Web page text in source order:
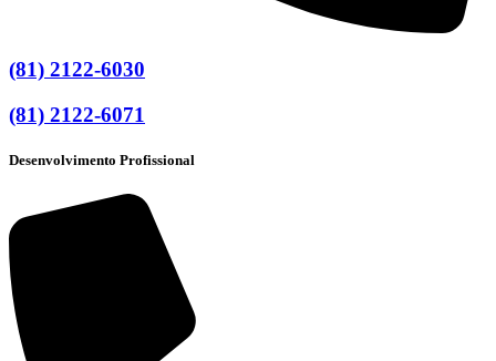
(81) 2122-6030
(81) 2122-6071
Desenvolvimento Profissional